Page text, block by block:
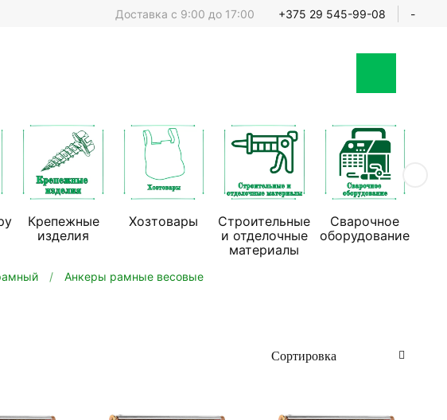
Доставка с 9:00 до 17:00 +375 29 545-99-08 -
Крепежные
изделия
Хозтовары
Строительные
и отделочные
материалы
Сварочное
оборудование
Анкеры рамные весовые